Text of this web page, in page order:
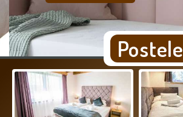
Postele